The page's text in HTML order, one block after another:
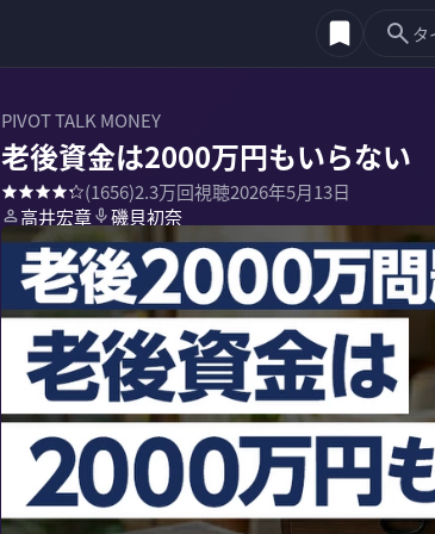
PIVOT TALK MONEY
老後資金は2000万円もいらない
(1656)2.3万回視聴2026年5月13日
高井宏章
磯貝初奈